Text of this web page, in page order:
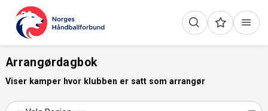
Arrangørdagbok
Viser kamper hvor klubben er satt som arrangør